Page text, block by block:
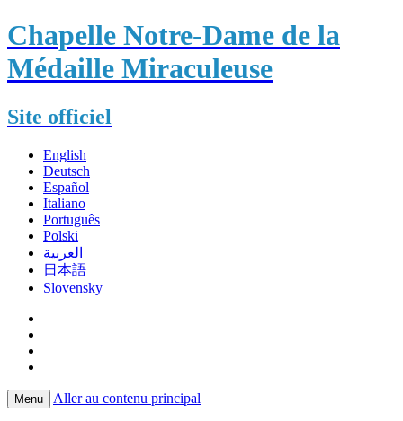
Chapelle Notre-Dame de la
Médaille Miraculeuse
Site officiel
English
Deutsch
Español
Italiano
Português
Polski
العربية
日本語
Slovensky
Menu Aller au contenu principal